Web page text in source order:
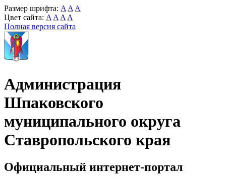
Размер шрифта: A A A
Цвет сайта: A A A A
Полная версия сайта
Администрация
Шпаковского
муниципального округа
Ставропольского края
Официальный интернет-портал